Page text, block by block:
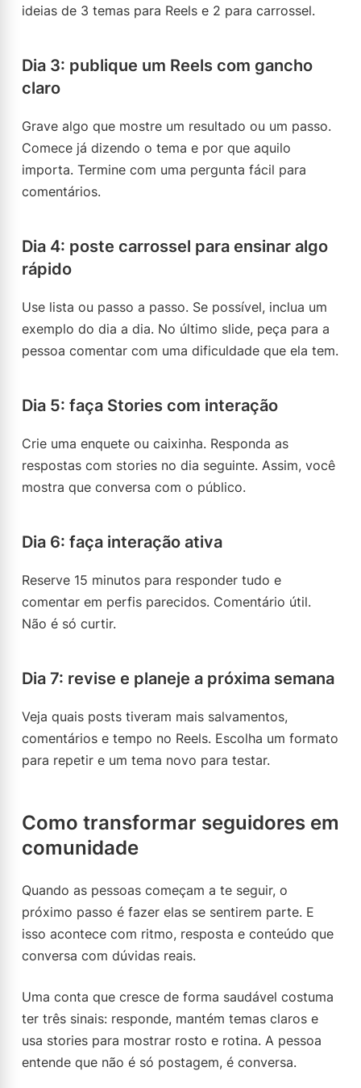
ideias de 3 temas para Reels e 2 para carrossel.
Dia 3: publique um Reels com gancho
claro
Grave algo que mostre um resultado ou um passo.
Comece já dizendo o tema e por que aquilo
importa. Termine com uma pergunta fácil para
comentários.
Dia 4: poste carrossel para ensinar algo
rápido
Use lista ou passo a passo. Se possível, inclua um
exemplo do dia a dia. No último slide, peça para a
pessoa comentar com uma dificuldade que ela tem.
Dia 5: faça Stories com interação
Crie uma enquete ou caixinha. Responda as
respostas com stories no dia seguinte. Assim, você
mostra que conversa com o público.
Dia 6: faça interação ativa
Reserve 15 minutos para responder tudo e
comentar em perfis parecidos. Comentário útil.
Não é só curtir.
Dia 7: revise e planeje a próxima semana
Veja quais posts tiveram mais salvamentos,
comentários e tempo no Reels. Escolha um formato
para repetir e um tema novo para testar.
Como transformar seguidores em
comunidade
Quando as pessoas começam a te seguir, o
próximo passo é fazer elas se sentirem parte. E
isso acontece com ritmo, resposta e conteúdo que
conversa com dúvidas reais.
Uma conta que cresce de forma saudável costuma
ter três sinais: responde, mantém temas claros e
usa stories para mostrar rosto e rotina. A pessoa
entende que não é só postagem, é conversa.